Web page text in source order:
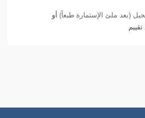
(بعد ملئ الإستمارة طبعاً) أو